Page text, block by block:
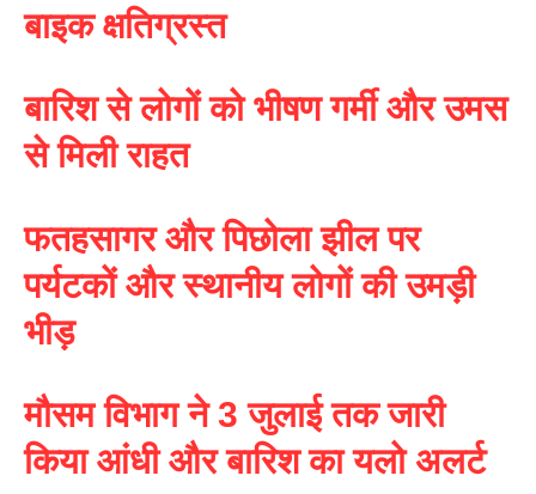
बाइक क्षतिग्रस्त
बारिश से लोगों को भीषण गर्मी और उमस
से मिली राहत
फतहसागर और पिछोला झील पर
पर्यटकों और स्थानीय लोगों की उमड़ी
भीड़
मौसम विभाग ने 3 जुलाई तक जारी
किया आंधी और बारिश का यलो अलर्ट